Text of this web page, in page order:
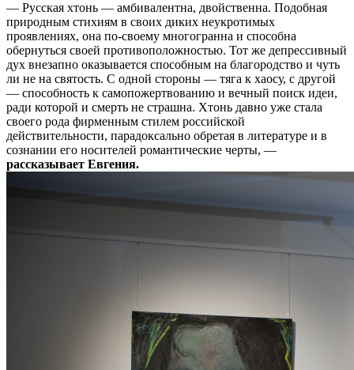
— Русская хтонь — амбивалентна, двойственна. Подобная
природным стихиям в своих диких неукротимых
проявлениях, она по-своему многогранна и способна
обернуться своей противоположностью. Тот же депрессивный
дух внезапно оказывается способным на благородство и чуть
ли не на святость. С одной стороны — тяга к хаосу, с другой
— способность к самопожертвованию и вечный поиск идеи,
ради которой и смерть не страшна. Хтонь давно уже стала
своего рода фирменным стилем российской
действительности, парадоксально обретая в литературе и в
сознании его носителей романтические черты, —
рассказывает Евгения.